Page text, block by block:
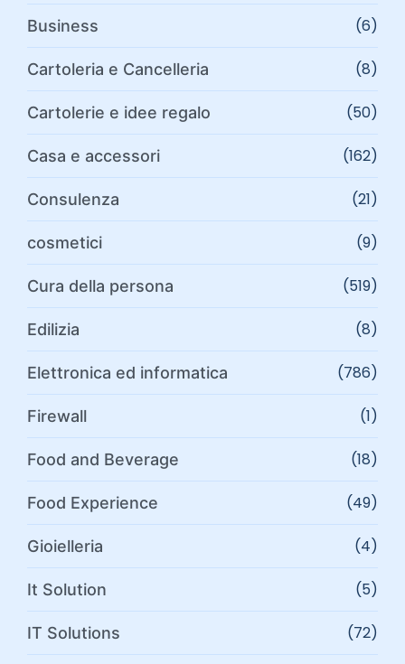
Business (6)
Cartoleria e Cancelleria (8)
Cartolerie e idee regalo (50)
Casa e accessori (162)
Consulenza (21)
cosmetici (9)
Cura della persona (519)
Edilizia (8)
Elettronica ed informatica (786)
Firewall (1)
Food and Beverage (18)
Food Experience (49)
Gioielleria (4)
It Solution (5)
IT Solutions (72)